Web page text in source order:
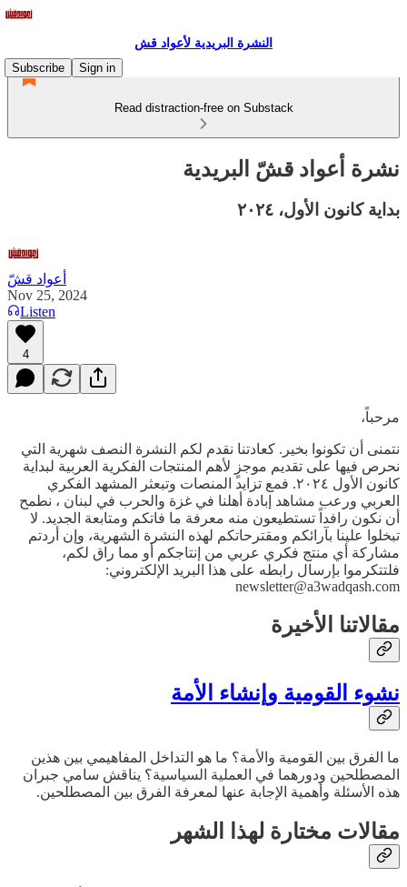
النشرة البريدية لأعواد قش
Subscribe
Sign in
Read distraction-free on Substack
نشرة أعواد قشّ البريدية
بداية كانون الأول، ٢٠٢٤
أعواد قشّ
Nov 25, 2024
Listen
4
مرحباً،
نتمنى أن تكونوا بخير. كعادتنا نقدم لكم النشرة النصف شهرية التي
نحرص فيها على تقديم موجزٍ لأهم المنتجات الفكرية العربية لبداية
كانون الأول ٢٠٢٤. فمع تزايد المنصات وتبعثر المشهد الفكري
العربي ورعب مشاهد إبادة أهلنا في غزة والحرب في لبنان ، نطمح
أن نكون رافداً تستطيعون منه معرفة ما فاتكم ومتابعة الجديد. لا
تبخلوا علينا بآرائكم ومقترحاتكم لهذه النشرة الشهرية، وإن أردتم
مشاركة أي منتج فكري عربي من إنتاجكم أو مما راق لكم،
فلتتكرموا بإرسال رابطه على هذا البريد الإلكتروني:
newsletter@a3wadqash.com
مقالاتنا الأخيرة
نشوء القومية وإنشاء الأمة
ما الفرق بين القومية والأمة؟ ما هو التداخل المفاهيمي بين هذين
المصطلحين ودورهما في العملية السياسية؟ يناقش سامي جبران
هذه الأسئلة وأهمية الإجابة عنها لمعرفة الفرق بين المصطلحين.
مقالات مختارة لهذا الشهر